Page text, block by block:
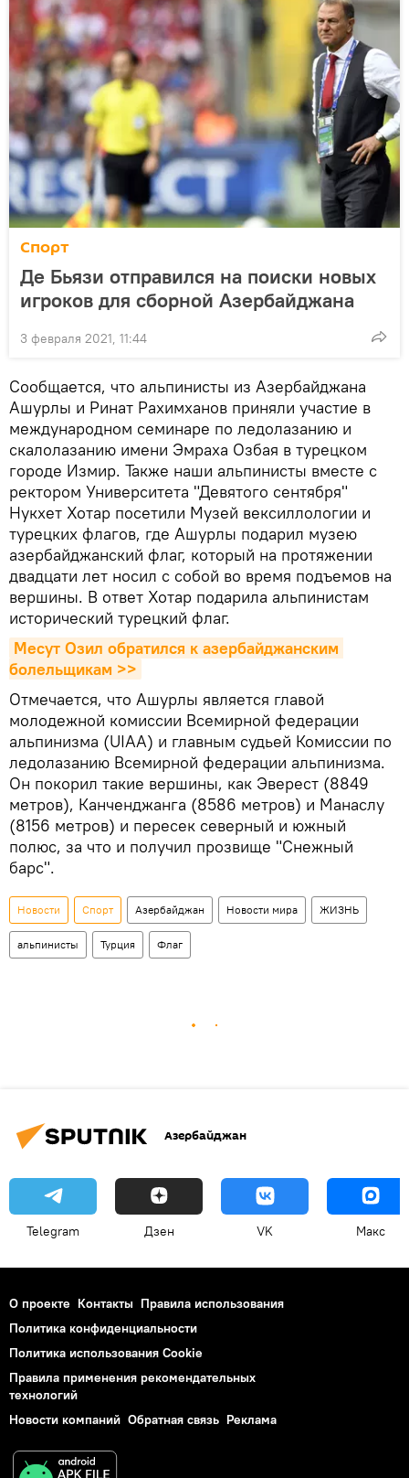
Спорт
Де Бьязи отправился на поиски новых
игроков для сборной Азербайджана
3 февраля 2021, 11:44
Сообщается, что альпинисты из Азербайджана
Ашурлы и Ринат Рахимханов приняли участие в
международном семинаре по ледолазанию и
скалолазанию имени Эмраха Озбая в турецком
городе Измир. Также наши альпинисты вместе с
ректором Университета "Девятого сентября"
Нукхет Хотар посетили Музей вексиллологии и
турецких флагов, где Ашурлы подарил музею
азербайджанский флаг, который на протяжении
двадцати лет носил с собой во время подъемов на
вершины. В ответ Хотар подарила альпинистам
исторический турецкий флаг.
Месут Озил обратился к азербайджанским
болельщикам >>
Отмечается, что Ашурлы является главой
молодежной комиссии Всемирной федерации
альпинизма (UIAA) и главным судьей Комиссии по
ледолазанию Всемирной федерации альпинизма.
Он покорил такие вершины, как Эверест (8849
метров), Канченджанга (8586 метров) и Манаслу
(8156 метров) и пересек северный и южный
полюс, за что и получил прозвище "Снежный
барс".
Новости Спорт Азербайджан Новости мира ЖИЗНЬ
альпинисты Турция Флаг
Азербайджан
Telegram Дзен VK Макс
О проекте Контакты Правила использования
Политика конфиденциальности
Политика использования Cookie
Правила применения рекомендательных
технологий
Новости компаний Обратная связь Реклама